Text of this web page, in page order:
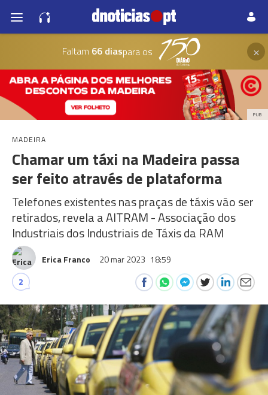
Faltam 66 diaspara os ×
PUB
MADEIRA
Chamar um táxi na Madeira passa
ser feito através de plataforma
Telefones existentes nas praças de táxis vão ser
retirados, revela a AITRAM - Associação dos
Industriais dos Industriais de Táxis da RAM
Erica Franco 20 mar 2023 18:59
2